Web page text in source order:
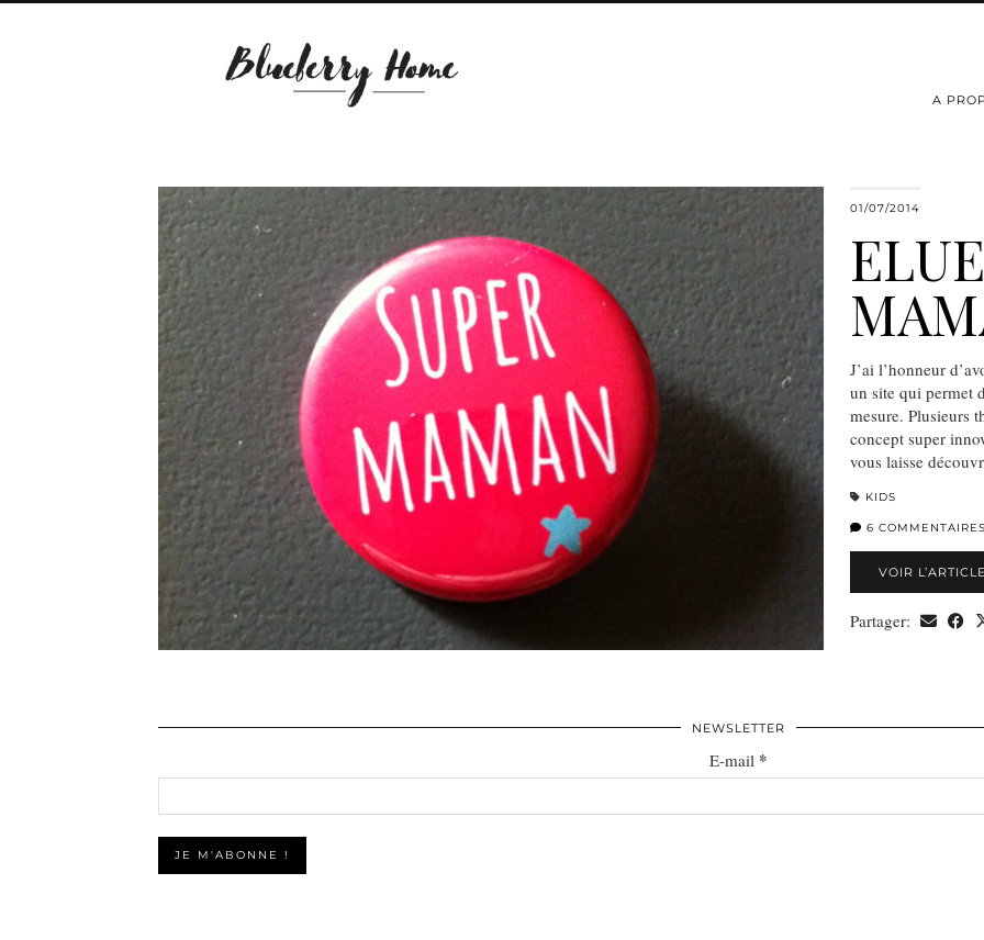
A
01/07/2014
J’ai l’honneur
un site qui permet
mesure. Plusieurs
concept super
vous laisse
KIDS
6
VOIR
Partager:
NEWSLETTER
E-mail *